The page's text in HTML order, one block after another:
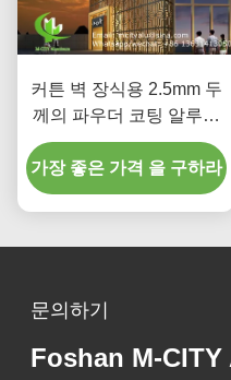
커튼 벽 장식용 2.5mm 두
께의 파우더 코팅 알루미
늄 정면 패널
가장 좋은 가격 을 구하라
문의하기
Foshan M-